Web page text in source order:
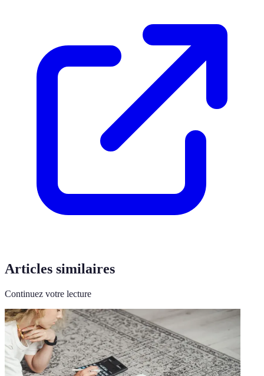
Articles similaires
Continuez votre lecture